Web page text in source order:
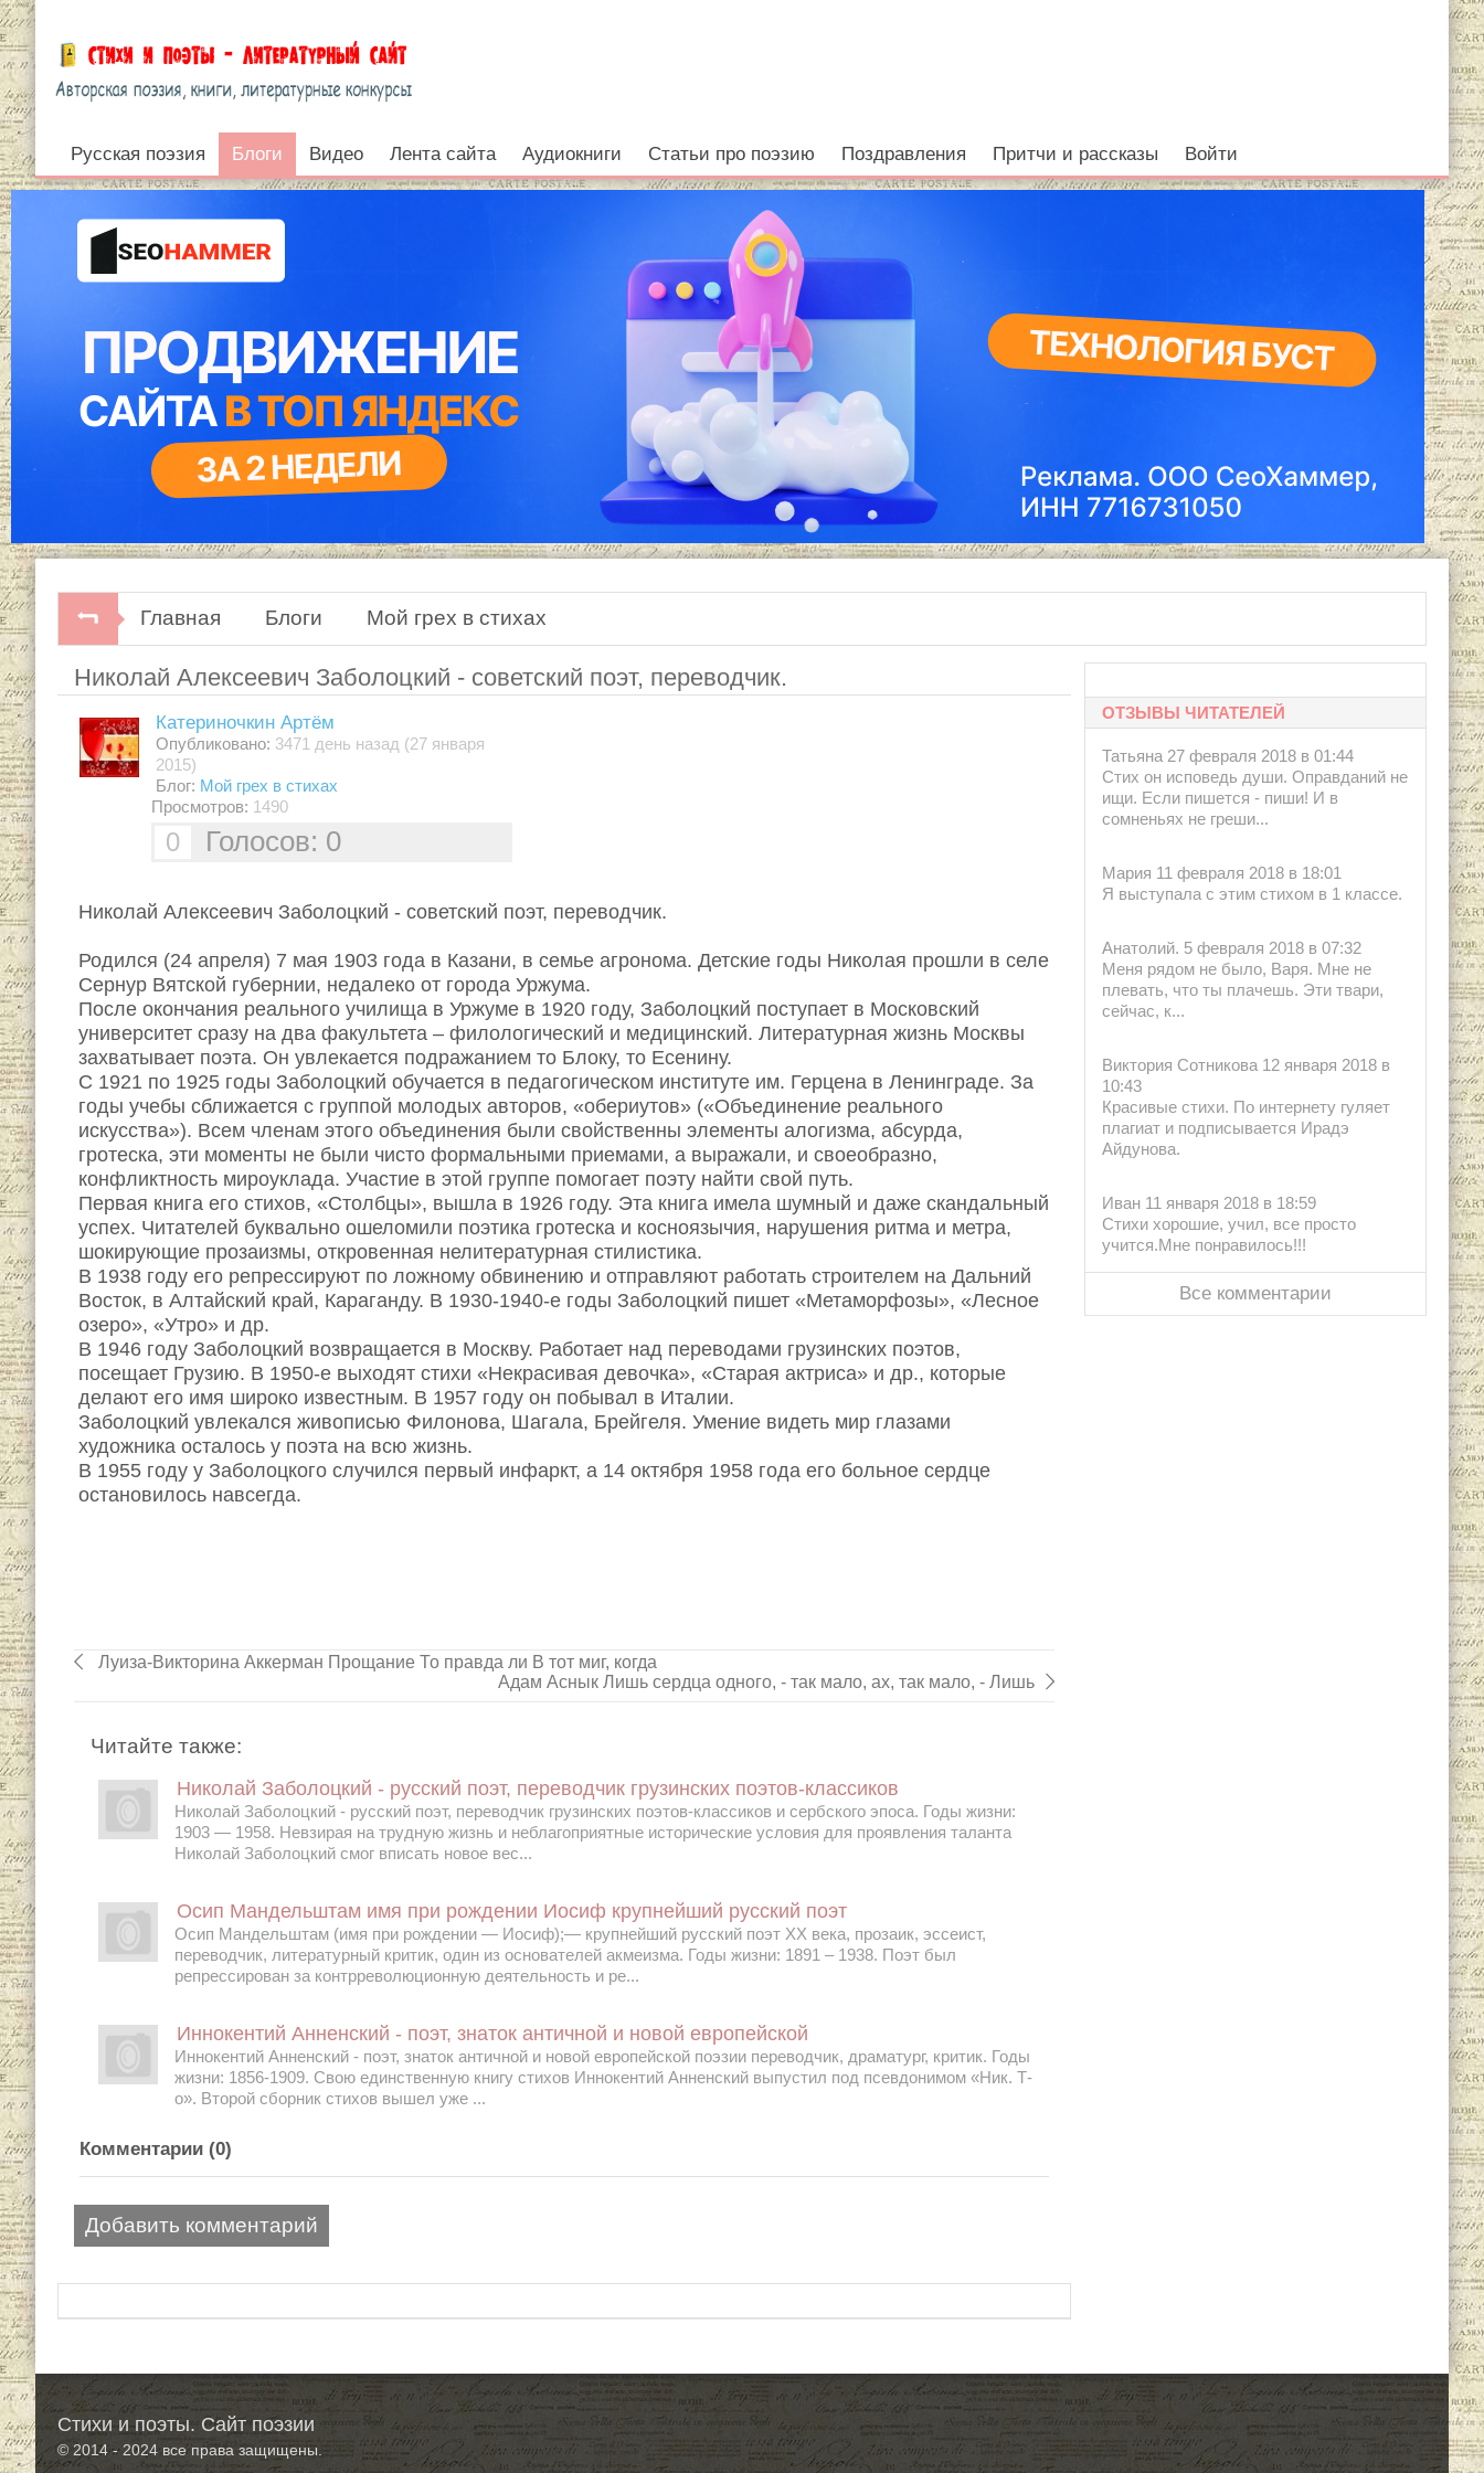
Блоги
Русская поэзия Блоги Видео Лента сайта Аудиокниги Статьи про поэзию Поздравления Притчи и рассказы Войти
Главная Блоги Мой грех в стихах
Николай Алексеевич Заболоцкий - советский поэт, переводчик.
Катериночкин Артём
Опубликовано: 3471 день назад (27 января
2015)
Блог: Мой грех в стихах
Просмотров: 1490
0 Голосов: 0
Николай Алексеевич Заболоцкий - советский поэт, переводчик.
Родился (24 апреля) 7 мая 1903 года в Казани, в семье агронома. Детские годы Николая прошли в селе
Сернур Вятской губернии, недалеко от города Уржума.
После окончания реального училища в Уржуме в 1920 году, Заболоцкий поступает в Московский
университет сразу на два факультета – филологический и медицинский. Литературная жизнь Москвы
захватывает поэта. Он увлекается подражанием то Блоку, то Есенину.
С 1921 по 1925 годы Заболоцкий обучается в педагогическом институте им. Герцена в Ленинграде. За
годы учебы сближается с группой молодых авторов, «обериутов» («Объединение реального
искусства»). Всем членам этого объединения были свойственны элементы алогизма, абсурда,
гротеска, эти моменты не были чисто формальными приемами, а выражали, и своеобразно,
конфликтность мироуклада. Участие в этой группе помогает поэту найти свой путь.
Первая книга его стихов, «Столбцы», вышла в 1926 году. Эта книга имела шумный и даже скандальный
успех. Читателей буквально ошеломили поэтика гротеска и косноязычия, нарушения ритма и метра,
шокирующие прозаизмы, откровенная нелитературная стилистика.
В 1938 году его репрессируют по ложному обвинению и отправляют работать строителем на Дальний
Восток, в Алтайский край, Караганду. В 1930-1940-е годы Заболоцкий пишет «Метаморфозы», «Лесное
озеро», «Утро» и др.
В 1946 году Заболоцкий возвращается в Москву. Работает над переводами грузинских поэтов,
посещает Грузию. В 1950-е выходят стихи «Некрасивая девочка», «Старая актриса» и др., которые
делают его имя широко известным. В 1957 году он побывал в Италии.
Заболоцкий увлекался живописью Филонова, Шагала, Брейгеля. Умение видеть мир глазами
художника осталось у поэта на всю жизнь.
В 1955 году у Заболоцкого случился первый инфаркт, а 14 октября 1958 года его больное сердце
остановилось навсегда.
Луиза-Викторина Аккерман Прощание То правда ли В тот миг, когда
Адам Аснык Лишь сердца одного, - так мало, ах, так мало, - Лишь
Читайте также:
Николай Заболоцкий - русский поэт, переводчик грузинских поэтов-классиков
Николай Заболоцкий - русский поэт, переводчик грузинских поэтов-классиков и сербского эпоса. Годы жизни:
1903 — 1958. Невзирая на трудную жизнь и неблагоприятные исторические условия для проявления таланта
Николай Заболоцкий смог вписать новое вес...
Осип Мандельштам имя при рождении Иосиф крупнейший русский поэт
Осип Мандельштам (имя при рождении — Иосиф);— крупнейший русский поэт XX века, прозаик, эссеист,
переводчик, литературный критик, один из основателей акмеизма. Годы жизни: 1891 – 1938. Поэт был
репрессирован за контрреволюционную деятельность и ре...
Иннокентий Анненский - поэт, знаток античной и новой европейской
Иннокентий Анненский - поэт, знаток античной и новой европейской поэзии переводчик, драматург, критик. Годы
жизни: 1856-1909. Свою единственную книгу стихов Иннокентий Анненский выпустил под псевдонимом «Ник. Т-
о». Второй сборник стихов вышел уже ...
Комментарии (0)
Добавить комментарий
ОТЗЫВЫ ЧИТАТЕЛЕЙ
Татьяна 27 февраля 2018 в 01:44
Стих он исповедь души. Оправданий не
ищи. Если пишется - пиши! И в
сомненьях не греши...
Мария 11 февраля 2018 в 18:01
Я выступала с этим стихом в 1 классе.
Анатолий. 5 февраля 2018 в 07:32
Меня рядом не было, Варя. Мне не
плевать, что ты плачешь. Эти твари,
сейчас, к...
Виктория Сотникова 12 января 2018 в
10:43
Красивые стихи. По интернету гуляет
плагиат и подписывается Ирадэ
Айдунова.
Иван 11 января 2018 в 18:59
Стихи хорошие, учил, все просто
учится.Мне понравилось!!!
Все комментарии
Стихи и поэты. Сайт поэзии
© 2014 - 2024все права защищены.